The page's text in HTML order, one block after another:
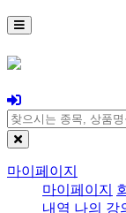
마이페이지
마이페이지
내역 나의 강